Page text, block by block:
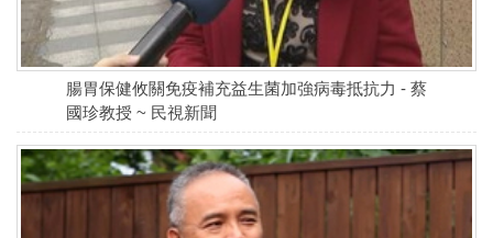
腸胃保健攸關免疫補充益生菌加強病毒抵抗力 - 蔡
國珍教授 ~ 民視新聞